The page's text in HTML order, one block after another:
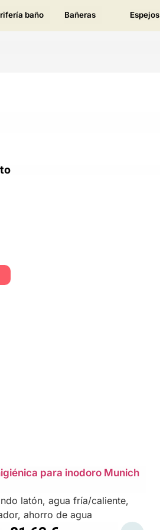
baño Bañeras Espejos
para inodoro Munich
latón, agua fría/caliente,
ahorro de agua